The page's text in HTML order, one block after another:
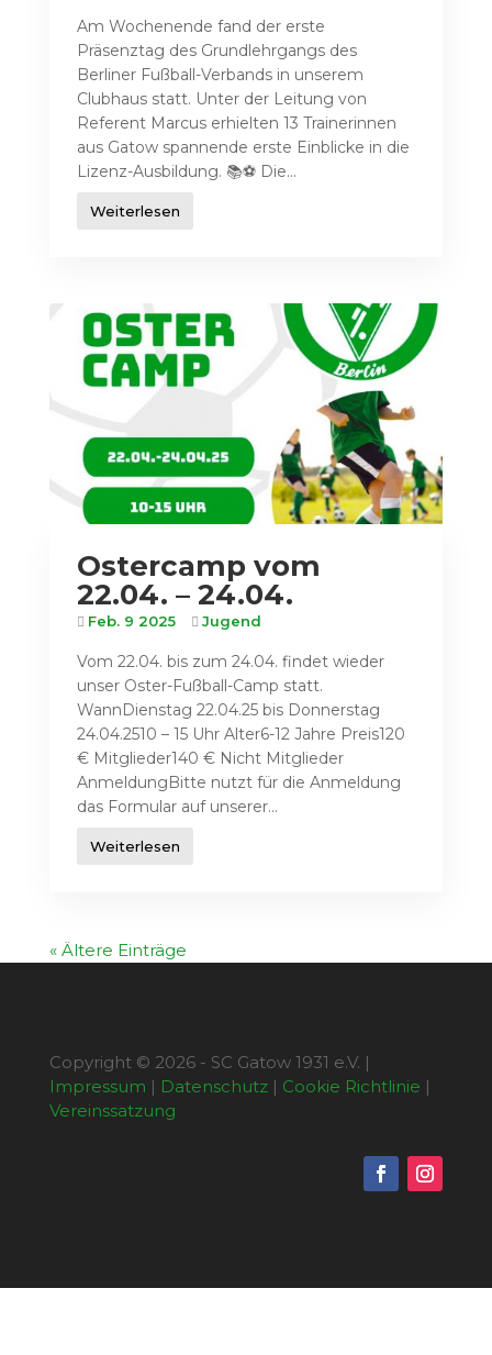
Am Wochenende fand der erste
Präsenztag des Grundlehrgangs des
Berliner Fußball-Verbands in unserem
Clubhaus statt. Unter der Leitung von
Referent Marcus erhielten 13 Trainerinnen
aus Gatow spannende erste Einblicke in die
Lizenz-Ausbildung. 📚⚽ Die...
Weiterlesen
Ostercamp vom
22.04. – 24.04.
Feb. 9 2025 Jugend
Vom 22.04. bis zum 24.04. findet wieder
unser Oster-Fußball-Camp statt.
WannDienstag 22.04.25 bis Donnerstag
24.04.2510 – 15 Uhr Alter6-12 Jahre Preis120
€ Mitglieder140 € Nicht Mitglieder
AnmeldungBitte nutzt für die Anmeldung
das Formular auf unserer...
Weiterlesen
« Ältere Einträge
Copyright © 2026 - SC Gatow 1931 e.V. |
Impressum | Datenschutz| Cookie Richtlinie |
Vereinssatzung